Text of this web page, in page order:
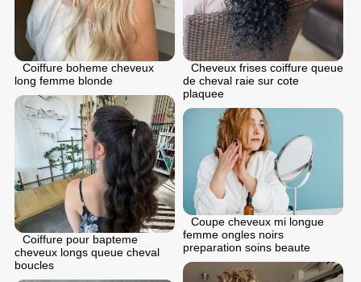
Coiffure boheme cheveux
long femme blonde
Cheveux frises coiffure queue
de cheval raie sur cote
plaquee
Coiffure pour bapteme
cheveux longs queue cheval
boucles
Coupe cheveux mi longue
femme ongles noirs
preparation soins beaute